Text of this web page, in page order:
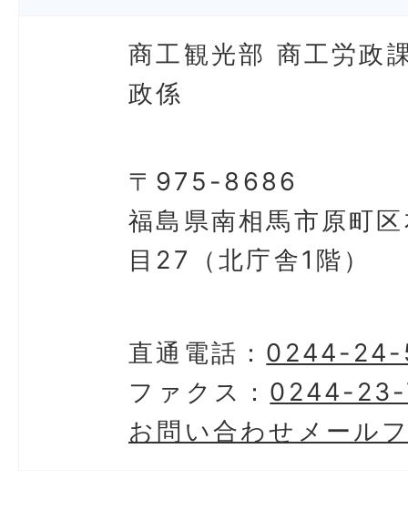
商工観光部 商工労政
政係
〒975-8686
福島県南相馬市原町
目27（北庁舎1階）
直通電話： 0244-
ファクス： 0244-
お問い合わせメール